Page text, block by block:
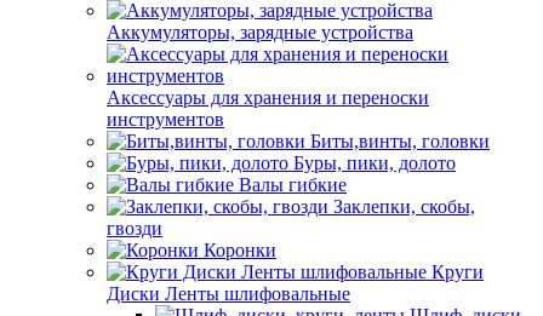
Аккумуляторы, зарядные устройства
Аксессуары для хранения и переноски
инструментов
Биты,винты, головки
Буры, пики, долото
Валы гибкие
Заклепки, скобы,
гвозди
Коронки
Круги
Диски Ленты шлифовальные